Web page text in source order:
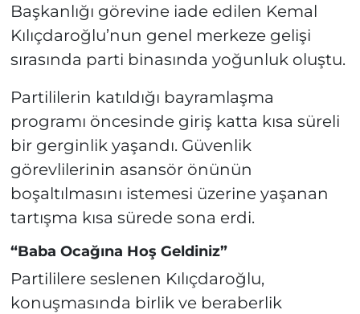
Başkanlığı görevine iade edilen Kemal
Kılıçdaroğlu’nun genel merkeze gelişi
sırasında parti binasında yoğunluk oluştu.
Partililerin katıldığı bayramlaşma
programı öncesinde giriş katta kısa süreli
bir gerginlik yaşandı. Güvenlik
görevlilerinin asansör önünün
boşaltılmasını istemesi üzerine yaşanan
tartışma kısa sürede sona erdi.
“Baba Ocağına Hoş Geldiniz”
Partililere seslenen Kılıçdaroğlu,
konuşmasında birlik ve beraberlik